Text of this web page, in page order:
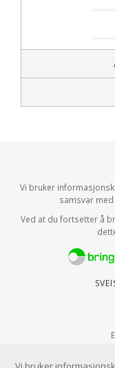
Vi bruker
samsvar
Ved at du fortsetter å